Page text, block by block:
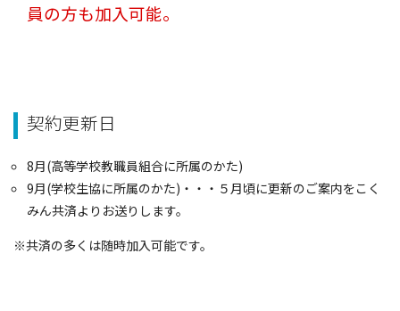
員の方も加入可能。
契約更新日
8月(高等学校教職員組合に所属のかた)
9月(学校生協に所属のかた)・・・５月頃に更新のご案内をこく
みん共済よりお送りします。
※共済の多くは随時加入可能です。